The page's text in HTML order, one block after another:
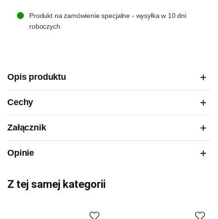
Produkt na zamówienie specjalne - wysyłka w 10 dni
roboczych
Opis produktu
Cechy
Załącznik
Opinie
Z tej samej kategorii